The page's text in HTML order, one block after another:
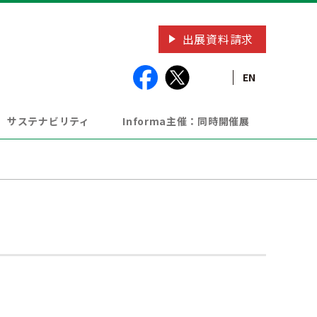
出展資料請求
EN
サステナビリティ Informa主催：同時開催展